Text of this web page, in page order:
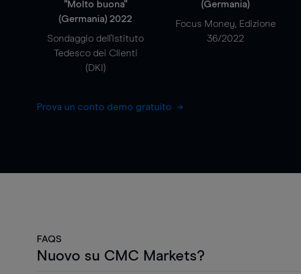
"Molto buona"
(Germania) 2022
Sondaggio dell'Istituto
Tedesco dei Clienti
(DKI)
(Germania)
Focus Money, Edizione
36/2022
Prova un conto demo gratuito
FAQS
Nuovo su CMC Markets?